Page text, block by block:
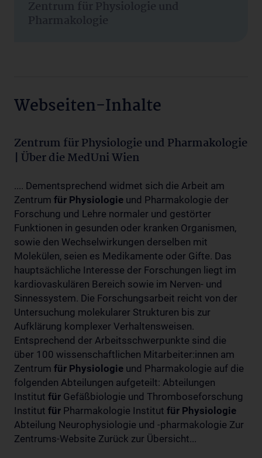
Zentrum für Physiologie und
Pharmakologie
Webseiten-Inhalte
Zentrum für Physiologie und Pharmakologie
| Über die MedUni Wien
.... Dementsprechend widmet sich die Arbeit am
Zentrum für Physiologie und Pharmakologie der
Forschung und Lehre normaler und gestörter
Funktionen in gesunden oder kranken Organismen,
sowie den Wechselwirkungen derselben mit
Molekülen, seien es Medikamente oder Gifte. Das
hauptsächliche Interesse der Forschungen liegt im
kardiovaskulären Bereich sowie im Nerven- und
Sinnessystem. Die Forschungsarbeit reicht von der
Untersuchung molekularer Strukturen bis zur
Aufklärung komplexer Verhaltensweisen.
Entsprechend der Arbeitsschwerpunkte sind die
über 100 wissenschaftlichen Mitarbeiter:innen am
Zentrum für Physiologie und Pharmakologie auf die
folgenden Abteilungen aufgeteilt: Abteilungen
Institut für Gefäßbiologie und Thromboseforschung
Institut für Pharmakologie Institut für Physiologie
Abteilung Neurophysiologie und -pharmakologie Zur
Zentrums-Website Zurück zur Übersicht...